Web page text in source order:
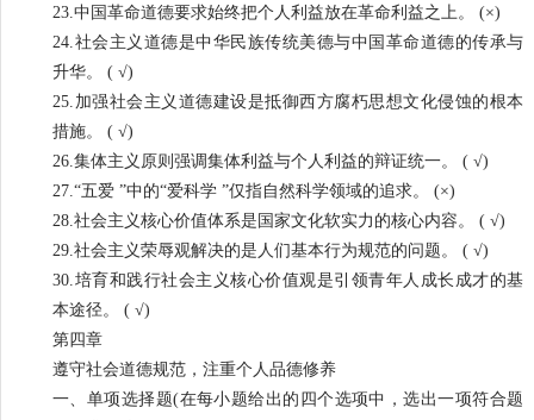
23.中国革命道德要求始终把个人利益放在革命利益之上。 (×)
24.社会主义道德是中华民族传统美德与中国革命道德的传承与
升华。 ( √)
25.加强社会主义道德建设是抵御西方腐朽思想文化侵蚀的根本
措施。 ( √)
26.集体主义原则强调集体利益与个人利益的辩证统一。 ( √)
27.“五爱 ”中的“爱科学 ”仅指自然科学领域的追求。 (×)
28.社会主义核心价值体系是国家文化软实力的核心内容。 ( √)
29.社会主义荣辱观解决的是人们基本行为规范的问题。 ( √)
30.培育和践行社会主义核心价值观是引领青年人成长成才的基
本途径。 ( √)
第四章
遵守社会道德规范，注重个人品德修养
一、单项选择题(在每小题给出的四个选项中，选出一项符合题